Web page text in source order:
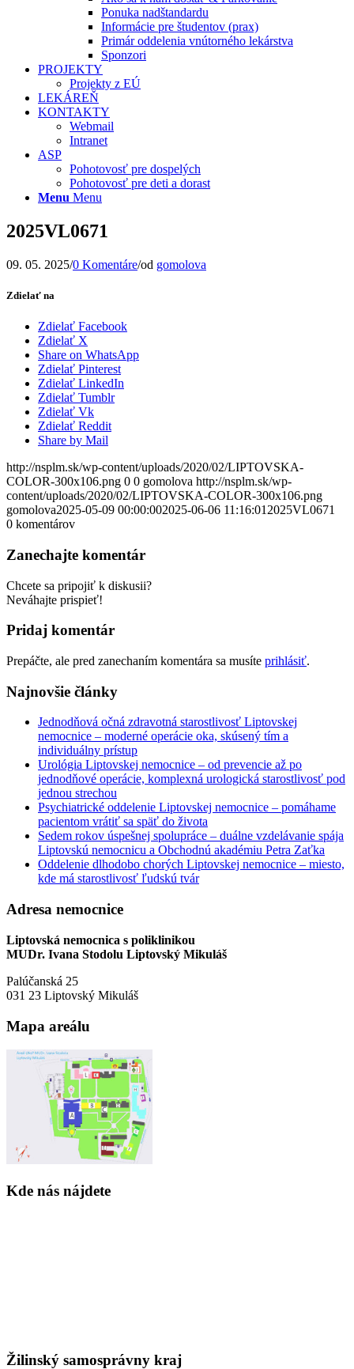
Ponuka nadštandardu
Informácie pre študentov (prax)
Primár oddelenia vnútorného lekárstva
Sponzori
PROJEKTY
Projekty z EÚ
LEKÁREŇ
KONTAKTY
Webmail
Intranet
ASP
Pohotovosť pre dospelých
Pohotovosť pre deti a dorast
Menu Menu
2025VL0671
09. 05. 2025/0 Komentáre/od gomolova
Zdielať na
Zdielať Facebook
Zdielať X
Share on WhatsApp
Zdielať Pinterest
Zdielať LinkedIn
Zdielať Tumblr
Zdielať Vk
Zdielať Reddit
Share by Mail
http://nsplm.sk/wp-content/uploads/2020/02/LIPTOVSKA-
COLOR-300x106.png 0 0 gomolova http://nsplm.sk/wp-
content/uploads/2020/02/LIPTOVSKA-COLOR-300x106.png
gomolova2025-05-09 00:00:002025-06-06 11:16:01 2025VL0671
0 komentárov
Zanechajte komentár
Chcete sa pripojiť k diskusii?
Neváhajte prispieť!
Pridaj komentár
Prepáčte, ale pred zanechaním komentára sa musíte prihlásiť.
Najnovšie články
Jednodňová očná zdravotná starostlivosť Liptovskej
nemocnice – moderné operácie oka, skúsený tím a
individuálny prístup
Urológia Liptovskej nemocnice – od prevencie až po
jednodňové operácie, komplexná urologická starostlivosť pod
jednou strechou
Psychiatrické oddelenie Liptovskej nemocnice – pomáhame
pacientom vrátiť sa späť do života
Sedem rokov úspešnej spolupráce – duálne vzdelávanie spája
Liptovskú nemocnicu a Obchodnú akadémiu Petra Zaťka
Oddelenie dlhodobo chorých Liptovskej nemocnice – miesto,
kde má starostlivosť ľudskú tvár
Adresa nemocnice
Liptovská nemocnica s poliklinikou
MUDr. Ivana Stodolu Liptovský Mikuláš
Palúčanská 25
031 23 Liptovský Mikuláš
Mapa areálu
Kde nás nájdete
Žilinský samosprávny kraj